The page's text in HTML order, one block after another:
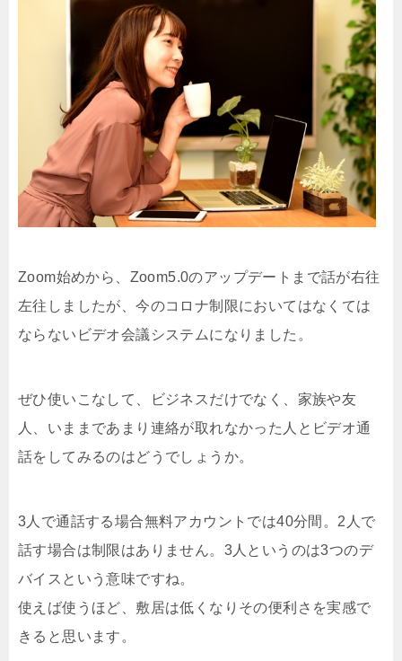
Zoom始めから、Zoom5.0のアップデートまで話が右往
左往しましたが、今のコロナ制限においてはなくては
ならないビデオ会議システムになりました。
ぜひ使いこなして、ビジネスだけでなく、家族や友
人、いままであまり連絡が取れなかった人とビデオ通
話をしてみるのはどうでしょうか。
3人で通話する場合無料アカウントでは40分間。2人で
話す場合は制限はありません。3人というのは3つのデ
バイスという意味ですね。
使えば使うほど、敷居は低くなりその便利さを実感で
きると思います。